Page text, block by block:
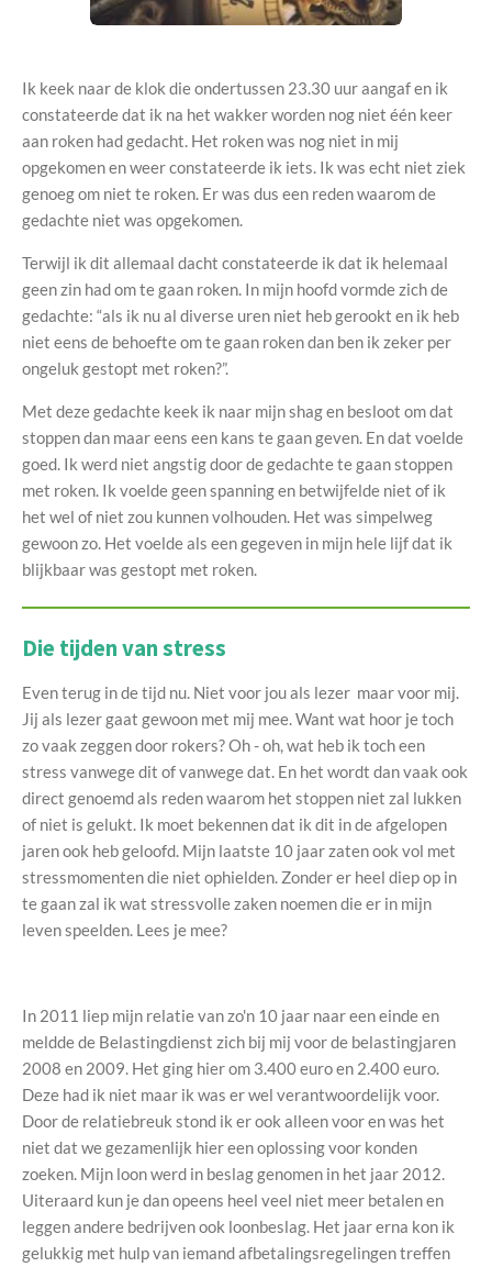
Ik keek naar de klok die ondertussen 23.30 uur aangaf en ik
constateerde dat ik na het wakker worden nog niet één keer
aan roken had gedacht. Het roken was nog niet in mij
opgekomen en weer constateerde ik iets. Ik was echt niet ziek
genoeg om niet te roken. Er was dus een reden waarom de
gedachte niet was opgekomen.
Terwijl ik dit allemaal dacht constateerde ik dat ik helemaal
geen zin had om te gaan roken. In mijn hoofd vormde zich de
gedachte: “als ik nu al diverse uren niet heb gerookt en ik heb
niet eens de behoefte om te gaan roken dan ben ik zeker per
ongeluk gestopt met roken?”.
Met deze gedachte keek ik naar mijn shag en besloot om dat
stoppen dan maar eens een kans te gaan geven. En dat voelde
goed. Ik werd niet angstig door de gedachte te gaan stoppen
met roken. Ik voelde geen spanning en betwijfelde niet of ik
het wel of niet zou kunnen volhouden. Het was simpelweg
gewoon zo. Het voelde als een gegeven in mijn hele lijf dat ik
blijkbaar was gestopt met roken.
Die tijden van stress
Even terug in de tijd nu. Niet voor jou als lezer maar voor mij.
Jij als lezer gaat gewoon met mij mee. Want wat hoor je toch
zo vaak zeggen door rokers? Oh - oh, wat heb ik toch een
stress vanwege dit of vanwege dat. En het wordt dan vaak ook
direct genoemd als reden waarom het stoppen niet zal lukken
of niet is gelukt. Ik moet bekennen dat ik dit in de afgelopen
jaren ook heb geloofd. Mijn laatste 10 jaar zaten ook vol met
stressmomenten die niet ophielden. Zonder er heel diep op in
te gaan zal ik wat stressvolle zaken noemen die er in mijn
leven speelden. Lees je mee?
In 2011 liep mijn relatie van zo'n 10 jaar naar een einde en
meldde de Belastingdienst zich bij mij voor de belastingjaren
2008 en 2009. Het ging hier om 3.400 euro en 2.400 euro.
Deze had ik niet maar ik was er wel verantwoordelijk voor.
Door de relatiebreuk stond ik er ook alleen voor en was het
niet dat we gezamenlijk hier een oplossing voor konden
zoeken. Mijn loon werd in beslag genomen in het jaar 2012.
Uiteraard kun je dan opeens heel veel niet meer betalen en
leggen andere bedrijven ook loonbeslag. Het jaar erna kon ik
gelukkig met hulp van iemand afbetalingsregelingen treffen